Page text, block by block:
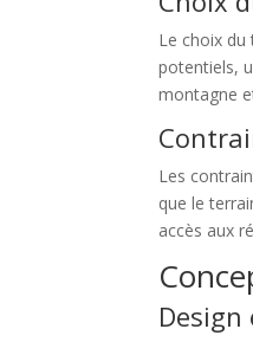
Le choix du
potentiels,
montagne
Les
que le
accès aux